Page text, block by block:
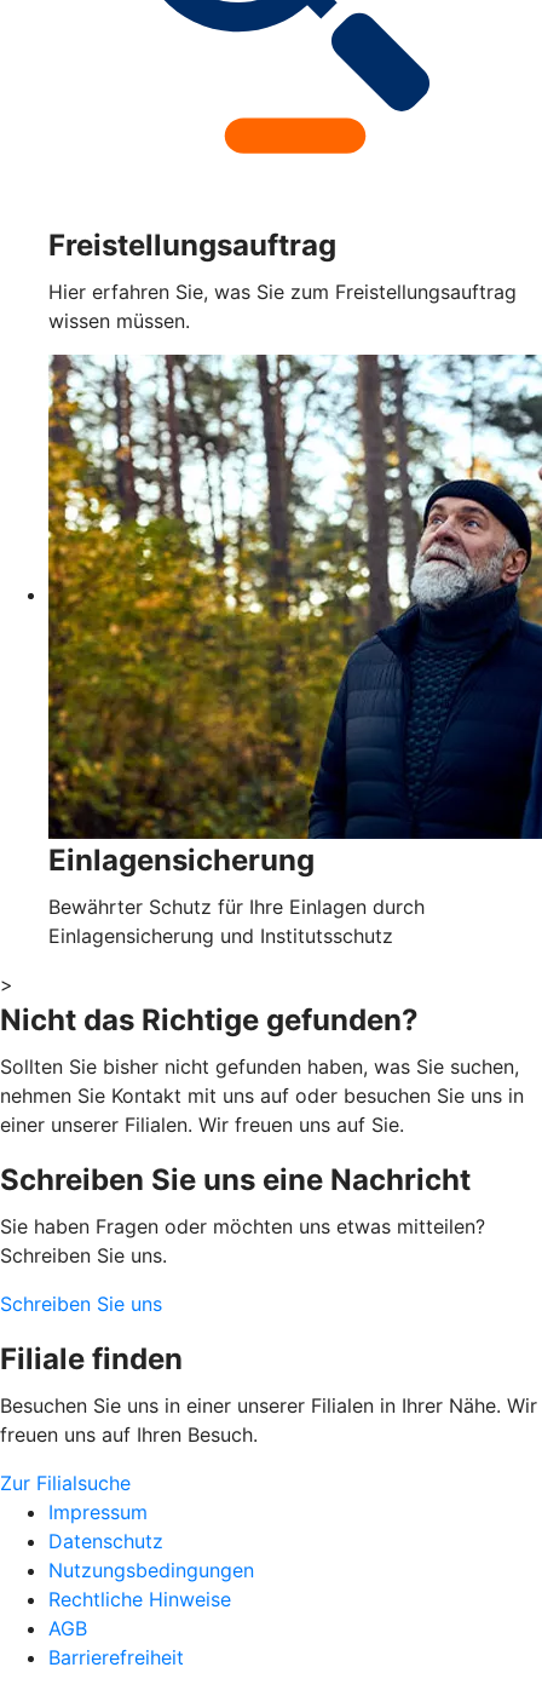
Freistellungsauftrag
Hier erfahren Sie, was Sie zum Freistellungsauftrag
wissen müssen.
Einlagensicherung
Bewährter Schutz für Ihre Einlagen durch
Einlagensicherung und Institutsschutz
>
Nicht das Richtige gefunden?
Sollten Sie bisher nicht gefunden haben, was Sie suchen,
nehmen Sie Kontakt mit uns auf oder besuchen Sie uns in
einer unserer Filialen. Wir freuen uns auf Sie.
Schreiben Sie uns eine Nachricht
Sie haben Fragen oder möchten uns etwas mitteilen?
Schreiben Sie uns.
Schreiben Sie uns
Filiale finden
Besuchen Sie uns in einer unserer Filialen in Ihrer Nähe. Wir
freuen uns auf Ihren Besuch.
Zur Filialsuche
Impressum
Datenschutz
Nutzungsbedingungen
Rechtliche Hinweise
AGB
Barrierefreiheit